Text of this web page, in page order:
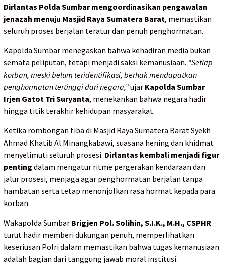
Dirlantas Polda Sumbar mengoordinasikan pengawalan
jenazah menuju Masjid Raya Sumatera Barat, memastikan
seluruh proses berjalan teratur dan penuh penghormatan.
Kapolda Sumbar menegaskan bahwa kehadiran media bukan
semata peliputan, tetapi menjadi saksi kemanusiaan. “Setiap
korban, meski belum teridentifikasi, berhak mendapatkan
penghormatan tertinggi dari negara,”ujar Kapolda Sumbar
Irjen Gatot Tri Suryanta, menekankan bahwa negara hadir
hingga titik terakhir kehidupan masyarakat.
Ketika rombongan tiba di Masjid Raya Sumatera Barat Syekh
Ahmad Khatib Al Minangkabawi, suasana hening dan khidmat
menyelimuti seluruh prosesi. Dirlantas kembali menjadi figur
penting dalam mengatur ritme pergerakan kendaraan dan
jalur prosesi, menjaga agar penghormatan berjalan tanpa
hambatan serta tetap menonjolkan rasa hormat kepada para
korban.
Wakapolda Sumbar Brigjen Pol. Solihin, S.I.K., M.H., CSPHR
turut hadir memberi dukungan penuh, memperlihatkan
keseriusan Polri dalam memastikan bahwa tugas kemanusiaan
adalah bagian dari tanggung jawab moral institusi.